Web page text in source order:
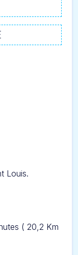
Louis.
es ( 20,2 Km